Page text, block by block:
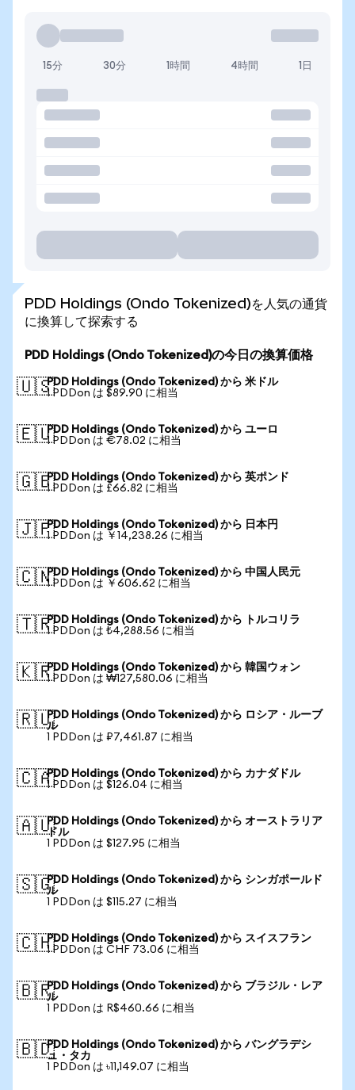
15分 30分 1時間 4時間 1日
PDD Holdings (Ondo Tokenized)を人気の通貨
に換算して探索する
PDD Holdings (Ondo Tokenized)の今日の換算価格
🇺🇸PDD Holdings (Ondo Tokenized) から 米ドル
1 PDDon は $89.90 に相当
🇪🇺PDD Holdings (Ondo Tokenized) から ユーロ
1 PDDon は €78.02 に相当
🇬🇧PDD Holdings (Ondo Tokenized) から 英ポンド
1 PDDon は £66.82 に相当
🇯🇵PDD Holdings (Ondo Tokenized) から 日本円
1 PDDon は ￥14,238.26 に相当
🇨🇳PDD Holdings (Ondo Tokenized) から 中国人民元
1 PDDon は ￥606.62 に相当
🇹🇷PDD Holdings (Ondo Tokenized) から トルコリラ
1 PDDon は ₺4,288.56 に相当
🇰🇷PDD Holdings (Ondo Tokenized) から 韓国ウォン
1 PDDon は ₩127,580.06 に相当
🇷🇺PDD Holdings (Ondo Tokenized) から ロシア・ルーブ
ル
1 PDDon は ₽7,461.87 に相当
🇨🇦PDD Holdings (Ondo Tokenized) から カナダドル
1 PDDon は $126.04 に相当
🇦🇺PDD Holdings (Ondo Tokenized) から オーストラリア
ドル
1 PDDon は $127.95 に相当
🇸🇬PDD Holdings (Ondo Tokenized) から シンガポールド
ル
1 PDDon は $115.27 に相当
🇨🇭PDD Holdings (Ondo Tokenized) から スイスフラン
1 PDDon は CHF 73.06 に相当
🇧🇷PDD Holdings (Ondo Tokenized) から ブラジル・レア
ル
1 PDDon は R$460.66 に相当
🇧🇩PDD Holdings (Ondo Tokenized) から バングラデシ
ュ・タカ
1 PDDon は ৳11,149.07 に相当